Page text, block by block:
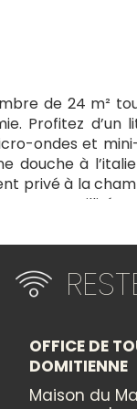
de 24 m²
Profitez d’un
ondes et
douche à
privé à la
tranquillité.
vers
ET BERNARD
×
OFFICE DE
DOMITIENNE
Maison du